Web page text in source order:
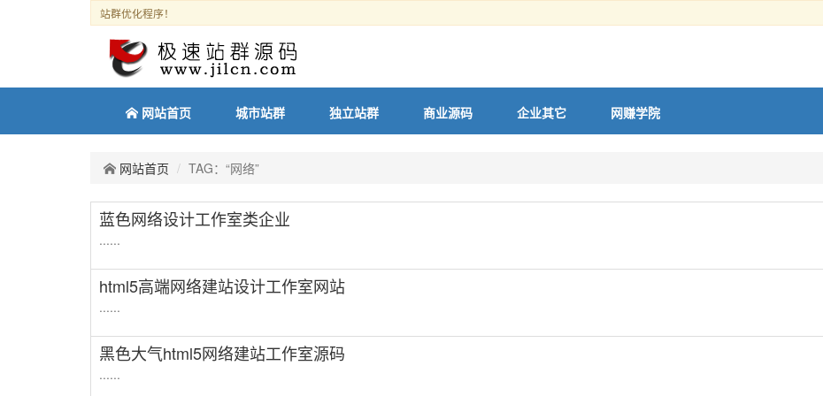
站群优化程序！
网站首页 城市站群 独立站群 商业源码 企业其它 网赚学院
网站首页 TAG：“网络”
蓝色网络设计工作室类企业
......
html5高端网络建站设计工作室网站
......
黑色大气html5网络建站工作室源码
......